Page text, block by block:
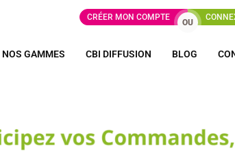
CRÉER MON COMPTE
OU
NOS GAMMES CBI DIFFUSION BLOG